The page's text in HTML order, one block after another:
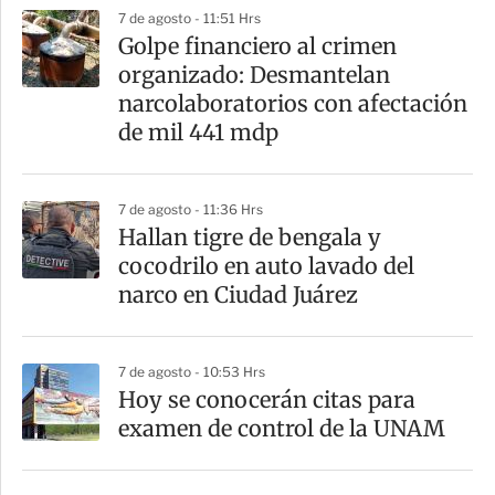
a
r
t
7 de agosto - 11:51 Hrs
Golpe financiero al crimen
organizado: Desmantelan
narcolaboratorios con afectación
de mil 441 mdp
7 de agosto - 11:36 Hrs
Hallan tigre de bengala y
cocodrilo en auto lavado del
narco en Ciudad Juárez
7 de agosto - 10:53 Hrs
Hoy se conocerán citas para
examen de control de la UNAM